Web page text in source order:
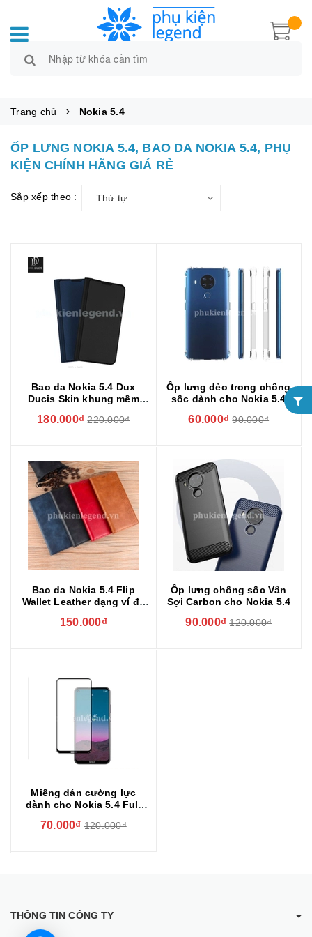
Trang chủ Nokia 5.4
ỐP LƯNG NOKIA 5.4, BAO DA NOKIA 5.4, PHỤ
KIỆN CHÍNH HÃNG GIÁ RẺ
Sắp xếp theo : Thứ tự
Bao da Nokia 5.4 Dux
Ducis Skin khung mềm
180.000₫ 220.000₫
Ốp lưng dẻo trong chống
sốc dành cho Nokia 5.4
60.000₫ 90.000₫
Bao da Nokia 5.4 Flip
Wallet Leather dạng ví đa
150.000₫
Ốp lưng chống sốc Vân
Sợi Carbon cho Nokia 5.4
90.000₫ 120.000₫
Miếng dán cường lực
dành cho Nokia 5.4 Full
70.000₫ 120.000₫
THÔNG TIN CÔNG TY